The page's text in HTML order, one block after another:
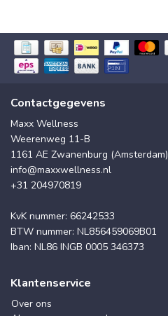
Contactgegevens
Maxx Wellness
Weerenweg 11-B
1161 AE Zwanenburg (Amsterdam)
info@maxxwellness.nl
+31 204970819
KvK nummer: 66242533
BTW nummer: NL856459069B01
Iban: NL86 INGB 0005 346373
Klantenservice
Over ons